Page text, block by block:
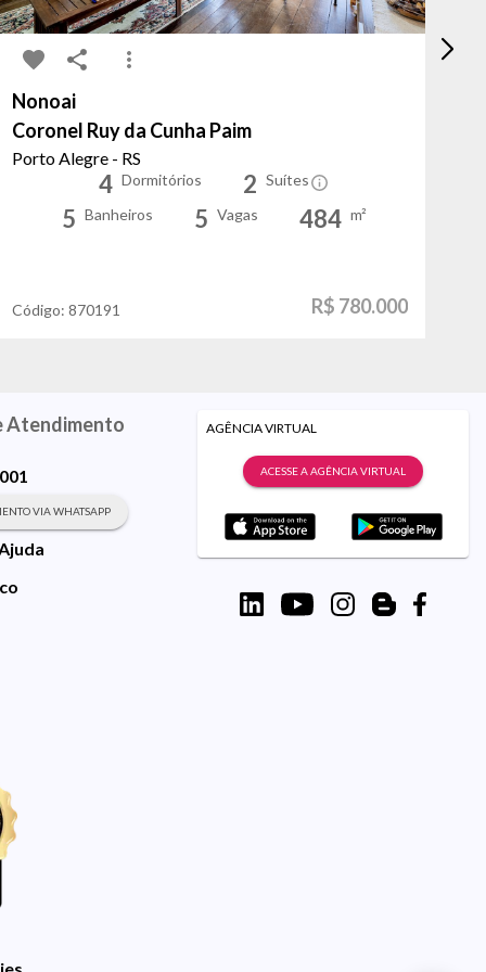
Nonoai
Coronel Ruy da Cunha Paim
Porto Alegre - RS
4 Dormitórios 2 Suítes
5 Banheiros 5 Vagas 484 m²
Código: 870191 R$ 780.000
Atendimento
VIA WHATSAPP
AGÊNCIA VIRTUAL
ACESSE A AGÊNCIA VIRTUAL